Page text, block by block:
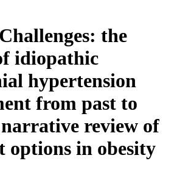
the
idiopathic
hypertension
from past to
review of
options in obesity